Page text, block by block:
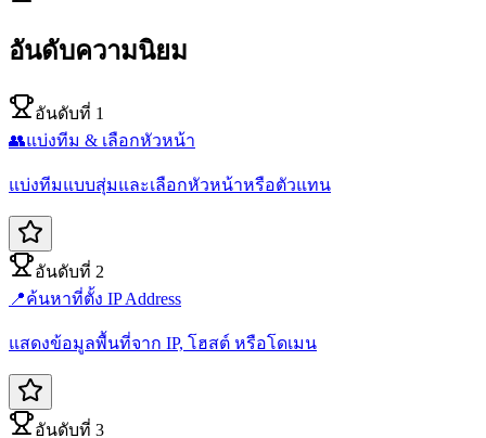
อันดับความนิยม
อันดับที่ 1
👥แบ่งทีม & เลือกหัวหน้า
แบ่งทีมแบบสุ่มและเลือกหัวหน้าหรือตัวแทน
อันดับที่ 2
📍ค้นหาที่ตั้ง IP Address
แสดงข้อมูลพื้นที่จาก IP, โฮสต์ หรือโดเมน
อันดับที่ 3